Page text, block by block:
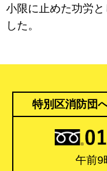
小限に止めた功労
した。
特別区消防団
午前9